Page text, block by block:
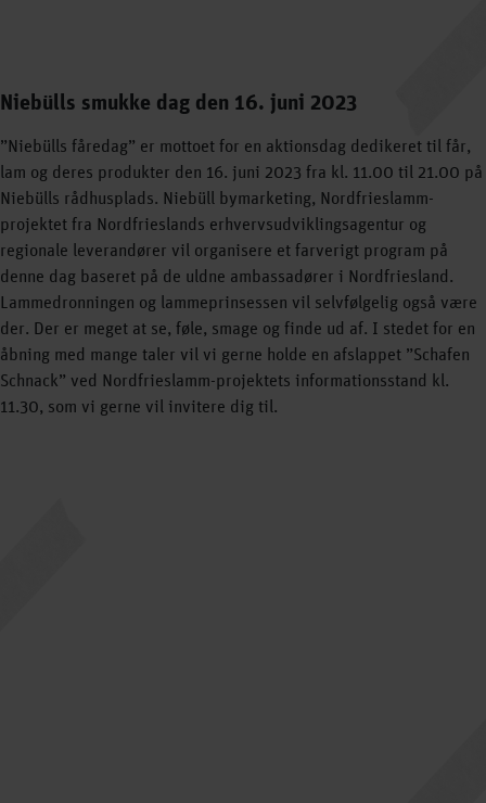
Niebülls smukke dag den 16. juni 2023
”Niebülls fåredag” er mottoet for en aktionsdag dedikeret til får,
lam og deres produkter den 16. juni 2023 fra kl. 11.00 til 21.00 på
Niebülls rådhusplads. Niebüll bymarketing, Nordfrieslamm-
projektet fra Nordfrieslands erhvervsudviklingsagentur og
regionale leverandører vil organisere et farverigt program på
denne dag baseret på de uldne ambassadører i Nordfriesland.
Lammedronningen og lammeprinsessen vil selvfølgelig også være
der. Der er meget at se, føle, smage og finde ud af. I stedet for en
åbning med mange taler vil vi gerne holde en afslappet ”Schafen
Schnack” ved Nordfrieslamm-projektets informationsstand kl.
11.30, som vi gerne vil invitere dig til.